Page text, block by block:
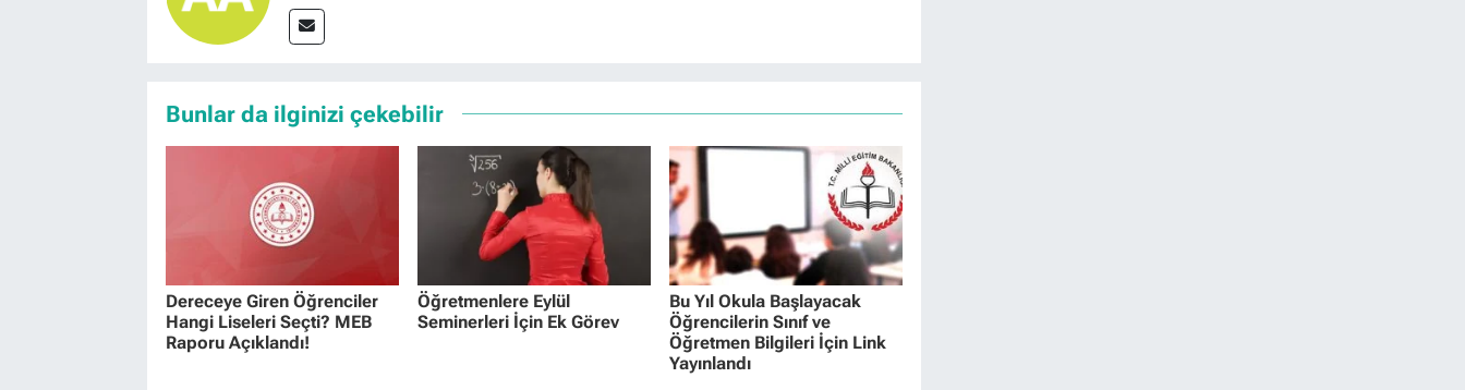
Bunlar da ilginizi çekebilir
Dereceye Giren Öğrenciler
Hangi Liseleri Seçti? MEB
Raporu Açıklandı!
Öğretmenlere Eylül
Seminerleri İçin Ek Görev
Bu Yıl Okula Başlayacak
Öğrencilerin Sınıf ve
Öğretmen Bilgileri İçin Link
Yayınlandı